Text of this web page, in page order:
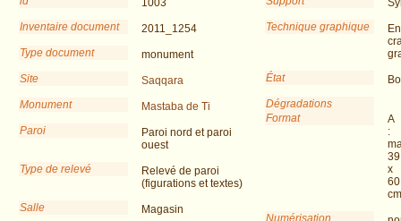
Inventaire document
2011_1254
Type document
monument
Site
Saqqara
Monument
Mastaba de Ti
Paroi
Paroi nord et paroi
ouest
Type de relevé
Relevé de paroi
(figurations et textes)
Salle
Magasin
Technique graphique
État
Dégradations
Format
A
:
39
x
60
cm
Numérisation